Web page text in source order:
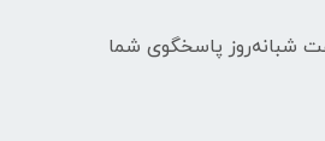
هفته ، ۲۴ ساعت شبانه‌روز پاسخگوی شما